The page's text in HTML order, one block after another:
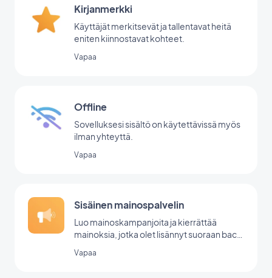
Kirjanmerkki
Käyttäjät merkitsevät ja tallentavat heitä
eniten kiinnostavat kohteet.
Vapaa
Offline
Sovelluksesi sisältö on käytettävissä myös
ilman yhteyttä.
Vapaa
Sisäinen mainospalvelin
Luo mainoskampanjoita ja kierrättää
mainoksia, jotka olet lisännyt suoraan back
Vapaa